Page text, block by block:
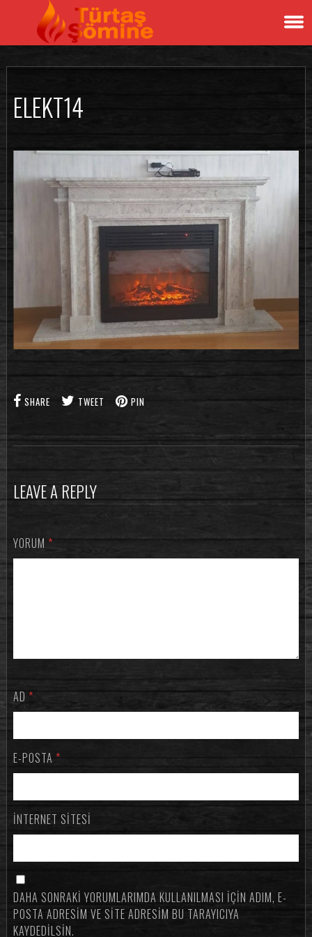
ELEKT14
SHARE TWEET PIN
LEAVE A REPLY
YORUM *
AD *
E-POSTA *
İNTERNET SITESI
DAHA SONRAKI YORUMLARIMDA KULLANILMASI IÇIN ADIM, E-
POSTA ADRESIM VE SITE ADRESIM BU TARAYICIYA
KAYDEDILSIN.